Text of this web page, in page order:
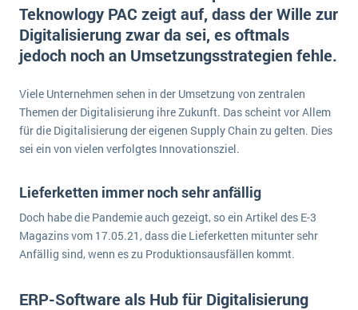
Suche
Vergleich
Einführung
Schulung
Auswertung
E-commerce
Einzelhandel
Finanzen
Grosshandel
Handel
Handwerk
IKT
Installation
Landwirtschaft
Maschinenbau
Medien
Die 4 Komponenten eines CRM-Systems
5 Funktionen einer ERP-Software für Konzerne
Was ist Data Mining? - Ein Leitfaden für Unternehmen
Mehr über ERP-Software
ERP Wissenszentrum
Offene Stellen bei ERP-Lieferanten
Über uns
Impressum
Kontakt
Teknowlogy PAC zeigt auf, dass der Wille zur
Digitalisierung zwar da sei, es oftmals
jedoch noch an Umsetzungsstrategien fehle.
Viele Unternehmen sehen in der Umsetzung von zentralen
Themen der Digitalisierung ihre Zukunft. Das scheint vor Allem
für die Digitalisierung der eigenen Supply Chain zu gelten. Dies
sei ein von vielen verfolgtes Innovationsziel.
Lieferketten immer noch sehr anfällig
Doch habe die Pandemie auch gezeigt, so ein Artikel des E-3
Magazins vom 17.05.21, dass die Lieferketten mitunter sehr
Anfällig sind, wenn es zu Produktionsausfällen kommt.
ERP-Software als Hub für Digitalisierung